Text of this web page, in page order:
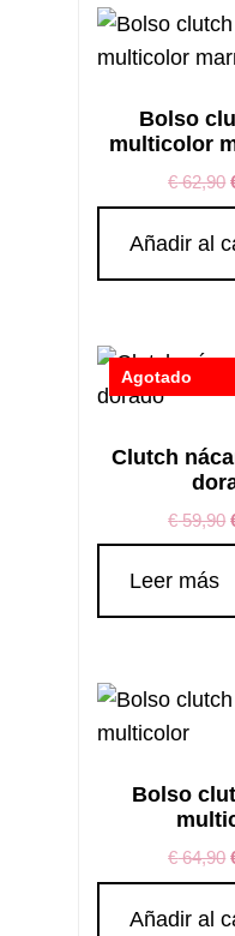
Bolso
multicolor
€62,90
Añadir al
Agotado
Clutch
€59,90
Leer más
Bolso
€64,90
Añadir al